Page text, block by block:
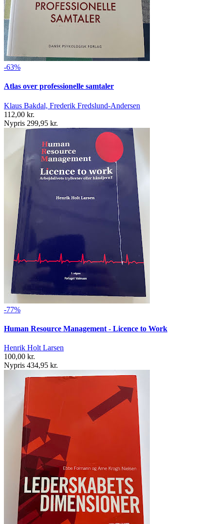
-63%
Atlas over professionelle samtaler
Klaus Bakdal, Frederik Fredslund-Andersen
112,00 kr.
Nypris 299,95 kr.
-77%
Human Resource Management - Licence to Work
Henrik Holt Larsen
100,00 kr.
Nypris 434,95 kr.